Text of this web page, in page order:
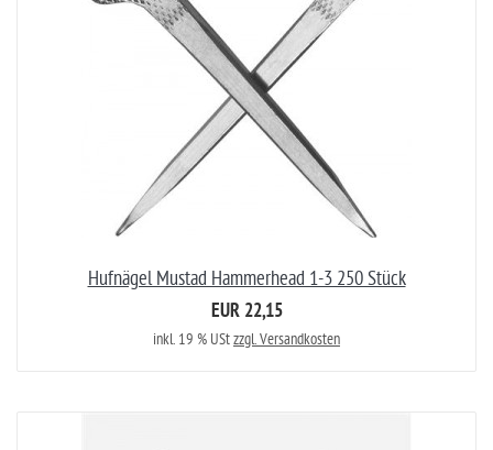
Hufnägel Mustad Hammerhead 1-3 250 Stück
EUR 22,15
inkl. 19 % UStzzgl. Versandkosten